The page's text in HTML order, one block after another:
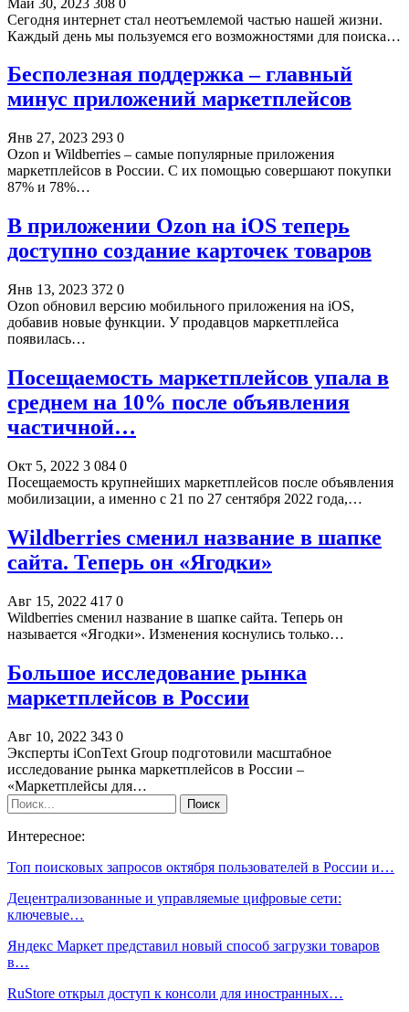
Сегодня интернет стал неотъемлемой частью нашей жизни.
Каждый день мы пользуемся его возможностями для поиска…
Бесполезная поддержка – главный
минус приложений маркетплейсов
Янв 27, 2023 293 0
Ozon и Wildberries – самые популярные приложения
маркетплейсов в России. С их помощью совершают покупки
87% и 78%…
В приложении Ozon на iOS теперь
доступно создание карточек товаров
Янв 13, 2023 372 0
Ozon обновил версию мобильного приложения на iOS,
добавив новые функции. У продавцов маркетплейса
появилась…
Посещаемость маркетплейсов упала в
среднем на 10% после объявления
частичной…
Окт 5, 2022 3 084 0
Посещаемость крупнейших маркетплейсов после объявления
мобилизации, а именно с 21 по 27 сентября 2022 года,…
Wildberries сменил название в шапке
сайта. Теперь он «Ягодки»
Авг 15, 2022 417 0
Wildberries сменил название в шапке сайта. Теперь он
называется «Ягодки». Изменения коснулись только…
Большое исследование рынка
маркетплейсов в России
Авг 10, 2022 343 0
Эксперты iConText Group подготовили масштабное
исследование рынка маркетплейсов в России –
«Маркетплейсы для…
Интересное:
Топ поисковых запросов октября пользователей в России и…
Децентрализованные и управляемые цифровые сети:
ключевые…
Яндекс Маркет представил новый способ загрузки товаров
в…
RuStore открыл доступ к консоли для иностранных…